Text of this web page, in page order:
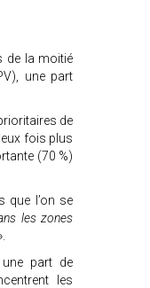
de la moitié
une part
de
fois plus
(70 %)
que l’on se
les zones
part de
les